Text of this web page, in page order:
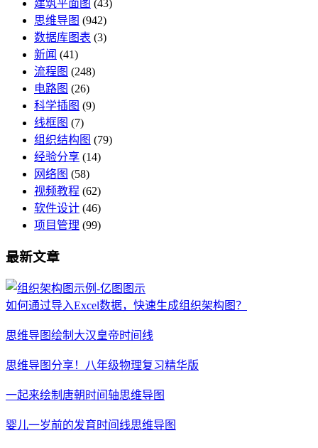
建筑平面图 (43)
思维导图 (942)
数据库图表 (3)
新闻 (41)
流程图 (248)
电路图 (26)
科学插图 (9)
线框图 (7)
组织结构图 (79)
经验分享 (14)
网络图 (58)
视频教程 (62)
软件设计 (46)
项目管理 (99)
最新文章
如何通过导入Excel数据，快速生成组织架构图？
思维导图绘制大汉皇帝时间线
思维导图分享！八年级物理复习精华版
一起来绘制唐朝时间轴思维导图
婴儿一岁前的发育时间线思维导图